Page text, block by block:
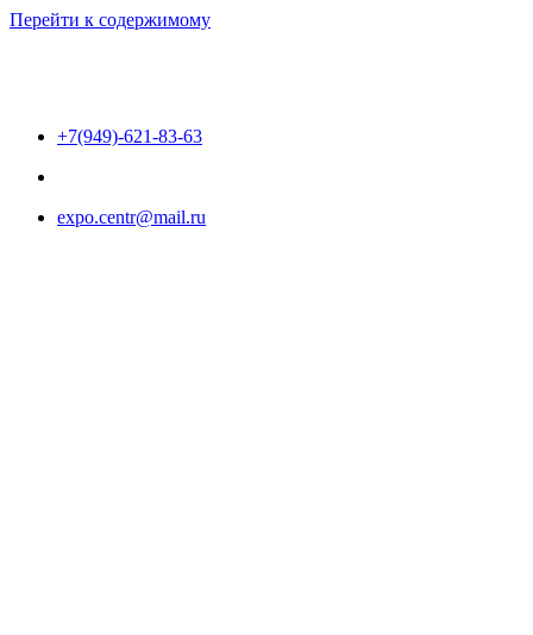
Перейти к содержимому
+7(949)-621-83-63
expo.centr@mail.ru